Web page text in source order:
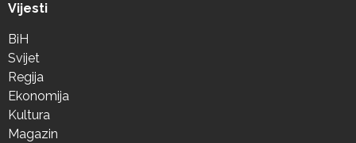
Vijesti
BiH
Svijet
Regija
Ekonomija
Kultura
Magazin